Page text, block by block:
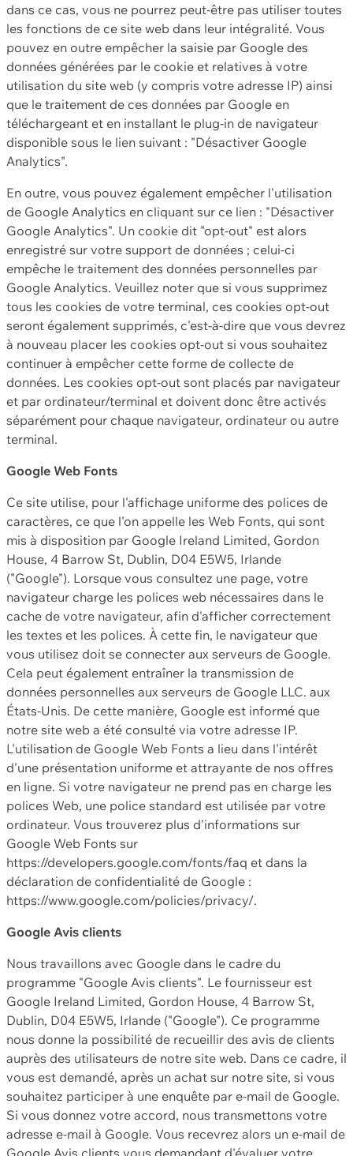
dans ce cas, vous ne pourrez peut-être pas utiliser toutes
les fonctions de ce site web dans leur intégralité. Vous
pouvez en outre empêcher la saisie par Google des
données générées par le cookie et relatives à votre
utilisation du site web (y compris votre adresse IP) ainsi
que le traitement de ces données par Google en
téléchargeant et en installant le plug-in de navigateur
disponible sous le lien suivant : "Désactiver Google
Analytics".
En outre, vous pouvez également empêcher l'utilisation
de Google Analytics en cliquant sur ce lien : "Désactiver
Google Analytics". Un cookie dit "opt-out" est alors
enregistré sur votre support de données ; celui-ci
empêche le traitement des données personnelles par
Google Analytics. Veuillez noter que si vous supprimez
tous les cookies de votre terminal, ces cookies opt-out
seront également supprimés, c'est-à-dire que vous devrez
à nouveau placer les cookies opt-out si vous souhaitez
continuer à empêcher cette forme de collecte de
données. Les cookies opt-out sont placés par navigateur
et par ordinateur/terminal et doivent donc être activés
séparément pour chaque navigateur, ordinateur ou autre
terminal.
Google Web Fonts
Ce site utilise, pour l'affichage uniforme des polices de
caractères, ce que l'on appelle les Web Fonts, qui sont
mis à disposition par Google Ireland Limited, Gordon
House, 4 Barrow St, Dublin, D04 E5W5, Irlande
("Google"). Lorsque vous consultez une page, votre
navigateur charge les polices web nécessaires dans le
cache de votre navigateur, afin d'afficher correctement
les textes et les polices. À cette fin, le navigateur que
vous utilisez doit se connecter aux serveurs de Google.
Cela peut également entraîner la transmission de
données personnelles aux serveurs de Google LLC. aux
États-Unis. De cette manière, Google est informé que
notre site web a été consulté via votre adresse IP.
L'utilisation de Google Web Fonts a lieu dans l'intérêt
d'une présentation uniforme et attrayante de nos offres
en ligne. Si votre navigateur ne prend pas en charge les
polices Web, une police standard est utilisée par votre
ordinateur. Vous trouverez plus d'informations sur
Google Web Fonts sur
https://developers.google.com/fonts/faq et dans la
déclaration de confidentialité de Google :
https://www.google.com/policies/privacy/.
Google Avis clients
Nous travaillons avec Google dans le cadre du
programme "Google Avis clients". Le fournisseur est
Google Ireland Limited, Gordon House, 4 Barrow St,
Dublin, D04 E5W5, Irlande ("Google"). Ce programme
nous donne la possibilité de recueillir des avis de clients
auprès des utilisateurs de notre site web. Dans ce cadre, il
vous est demandé, après un achat sur notre site, si vous
souhaitez participer à une enquête par e-mail de Google.
Si vous donnez votre accord, nous transmettons votre
adresse e-mail à Google. Vous recevrez alors un e-mail de